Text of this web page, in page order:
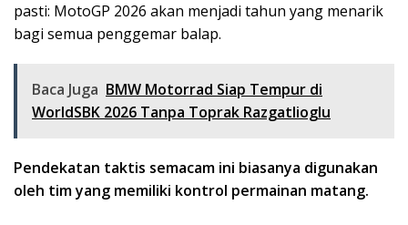
pasti: MotoGP 2026 akan menjadi tahun yang menarik
bagi semua penggemar balap.
Baca Juga BMW Motorrad Siap Tempur di
WorldSBK 2026 Tanpa Toprak Razgatlioglu
Pendekatan taktis semacam ini biasanya digunakan
oleh tim yang memiliki kontrol permainan matang.